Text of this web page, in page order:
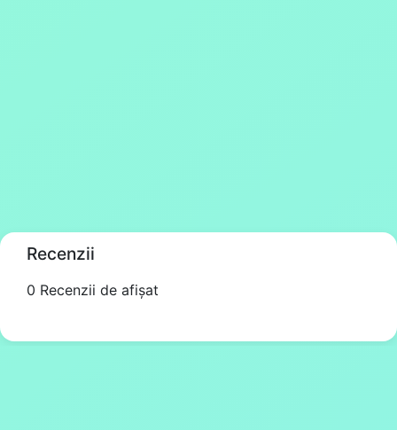
Recenzii
0 Recenzii de afișat